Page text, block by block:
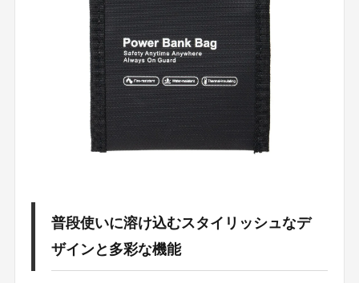
普段使いに溶け込むスタイリッシュなデ
ザインと多彩な機能